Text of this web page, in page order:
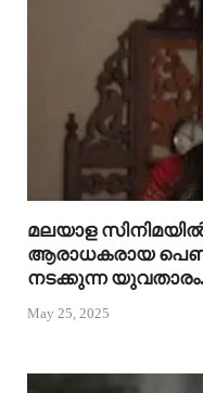
മലയാള
ആരാധകരായ
നടക്കുന്ന യുവതാരം.
May 25, 2025